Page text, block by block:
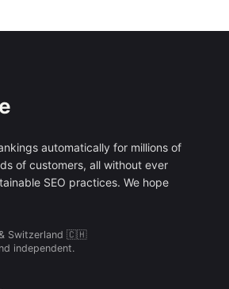
automatically for millions of
of customers, all without ever
SEO practices. We hope
Switzerland 🇨🇭
independent.